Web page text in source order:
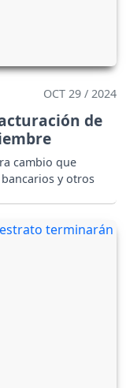
OCT 29 / 2024
de
cambio que
y otros